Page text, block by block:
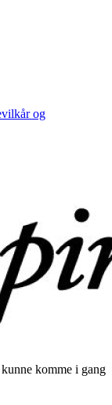
og
komme i gang